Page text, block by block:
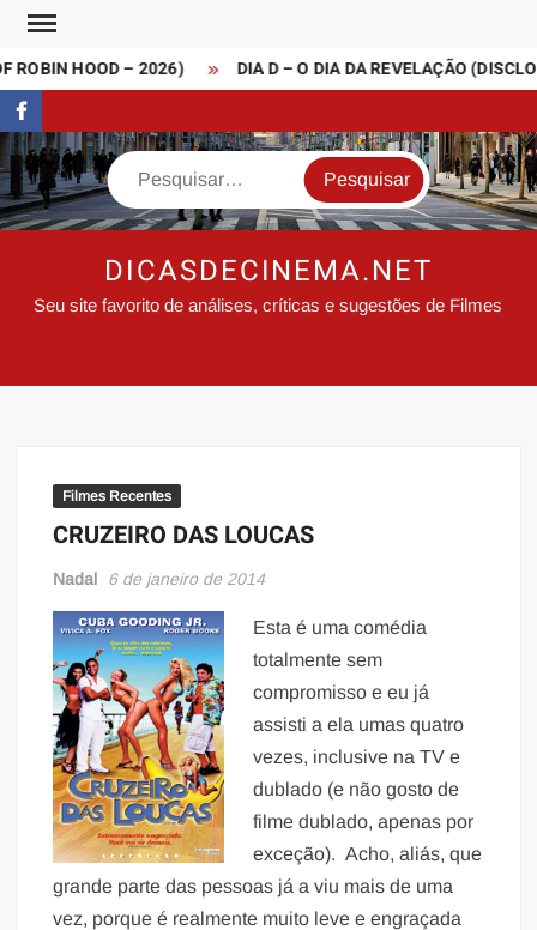
Skip
content
ROBIN HOOD – 2026) DIA D – O DIA DA REVELAÇÃO
FaceBook
Search
DICASDECINEMA.NET
Seu site favorito de análises, críticas e sugestões de Filmes
Filmes Recentes
CRUZEIRO DAS LOUCAS
Nadal 6 de janeiro de 2014
Esta é uma comédia
totalmente sem
compromisso e eu já
assisti a ela umas quatro
vezes, inclusive na TV e
dublado (e não gosto de
filme dublado, apenas por
exceção). Acho, aliás, que
grande parte das pessoas já a viu mais de uma
vez, porque é realmente muito leve e engraçada